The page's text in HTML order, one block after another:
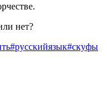
нет?
#русскийязык#скуфы